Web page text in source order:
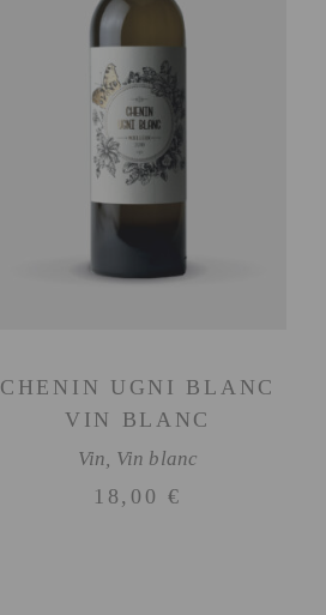
AJOUTER AU PANIER
CHENIN UGNI BLANC
VIN BLANC
Vin, Vin blanc
18,00€